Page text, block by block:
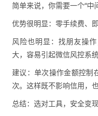
简单来说，你需要一个“
优势很明显：零手续费、
风险也明显：找朋友操
大，容易引起微信风控系统
建议：单次操作金额控制
次。这样既不影响信用，
总结：选对工具，安全变